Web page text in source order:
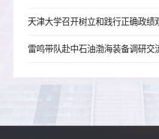
雷鸣带队赴中石油渤海装备调研交